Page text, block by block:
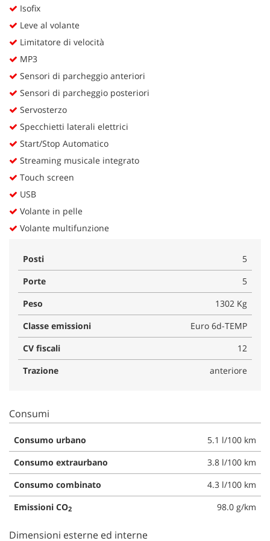
Isofix
Leve al volante
Limitatore di velocità
MP3
Sensori di parcheggio anteriori
Sensori di parcheggio posteriori
Servosterzo
Specchietti laterali elettrici
Start/Stop Automatico
Streaming musicale integrato
Touch screen
USB
Volante in pelle
Volante multifunzione
Posti
5
Porte
5
Peso
1302 Kg
Classe emissioni
Euro 6d-TEMP
CV fiscali
12
Trazione
anteriore
Consumi
Consumo urbano
5.1 l/100 km
Consumo extraurbano
3.8 l/100 km
Consumo combinato
4.3 l/100 km
Emissioni CO2 98.0 g/km
Dimensioni esterne ed interne